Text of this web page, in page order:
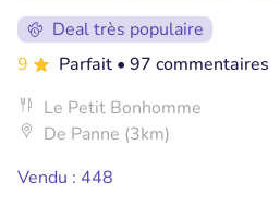
Deal très populaire
9
Parfait • 97 commentaires
Le Petit Bonhomme
De Panne (3km)
Vendu : 448